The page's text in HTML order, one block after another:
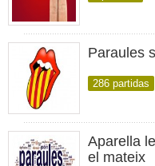
Paraules
286 partidas
Aparella
el mateix